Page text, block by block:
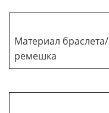
Материал браслета/
ремешка